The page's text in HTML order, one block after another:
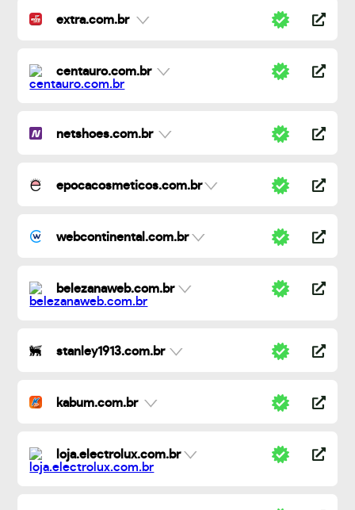
extra.com.br
centauro.com.br
netshoes.com.br
epocacosmeticos.com.br
webcontinental.com.br
belezanaweb.com.br
stanley1913.com.br
kabum.com.br
loja.electrolux.com.br